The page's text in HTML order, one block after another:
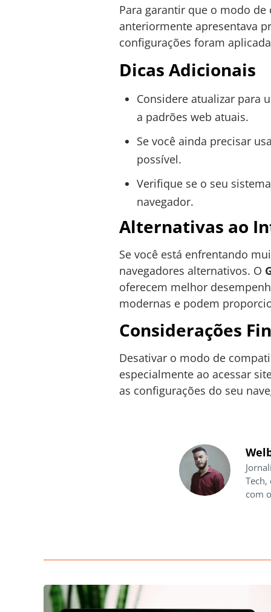
Para garantir que o modo
anteriormente apresentava
configurações foram
Dicas Adicionais
Considere atualizar para
a padrões web atuais.
Se você ainda precisar
possível.
Verifique se o seu
navegador.
Alternativas ao
Se você está enfrentando
navegadores alternativos. O
oferecem melhor
modernas e podem
Considerações
Desativar o modo de
especialmente ao acessar
as configurações do seu
com